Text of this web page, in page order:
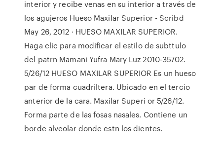
interior y recibe venas en su interior a través de
los agujeros Hueso Maxilar Superior - Scribd
May 26, 2012 · HUESO MAXILAR SUPERIOR.
Haga clic para modificar el estilo de subttulo
del patrn Mamani Yufra Mary Luz 2010-35702.
5/26/12 HUESO MAXILAR SUPERIOR Es un hueso
par de forma cuadriltera. Ubicado en el tercio
anterior de la cara. Maxilar Superi or 5/26/12.
Forma parte de las fosas nasales. Contiene un
borde alveolar donde estn los dientes.